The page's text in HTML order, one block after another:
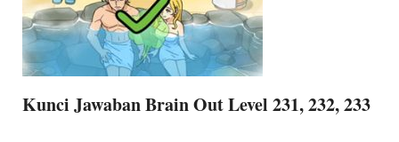
Kunci Jawaban Brain Out Level 231, 232, 233